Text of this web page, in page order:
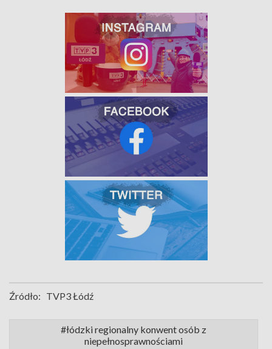
Źródło: TVP3 Łódź
#łódzki regionalny konwent osób z
niepełnosprawnościami